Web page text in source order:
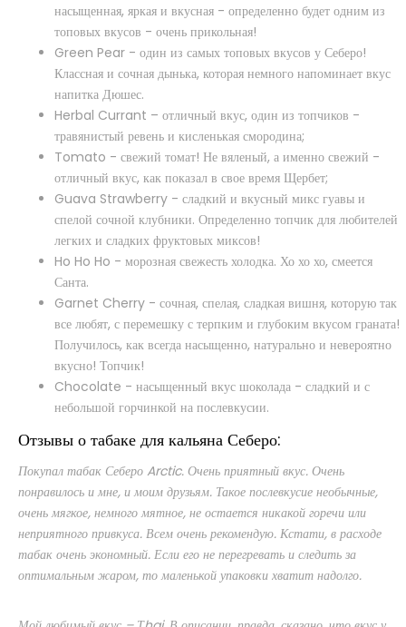
Табак Sebero - Bubble Gum (200g)
520 грн.
В наличии
Bubble Gum - Жвачка ..
Купить
насыщенная, яркая и вкусная - определенно будет одним из
топовых вкусов - очень прикольная!
Green Pear - один из самых топовых вкусов у Себеро!
Классная и сочная дынька, которая немного напоминает вкус
напитка Дюшес.
Herbal Currant – отличный вкус, один из топчиков -
травянистый ревень и кисленькая смородина;
Tomato - свежий томат! Не вяленый, а именно свежий -
отличный вкус, как показал в свое время Щербет;
Guava Strawberry - сладкий и вкусный микс гуавы и
спелой сочной клубники. Определенно топчик для любителей
легких и сладких фруктовых миксов!
Ho Ho Ho - морозная свежесть холодка. Хо хо хо, смеется
Санта.
Garnet Cherry - сочная, спелая, сладкая вишня, которую так
все любят, с перемешку с терпким и глубоким вкусом граната!
Получилось, как всегда насыщенно, натурально и невероятно
вкусно! Топчик!
Chocolate - насыщенный вкус шоколада - сладкий и с
небольшой горчинкой на послевкусии.
Отзывы о табаке для кальяна Себеро:
Покупал табак Себеро Arctic. Очень приятный вкус. Очень
понравилось и мне, и моим друзьям. Такое послевкусие необычные,
очень мягкое, немного мятное, не остается никакой горечи или
неприятного привкуса. Всем очень рекомендую. Кстати, в расходе
табак очень экономный. Если его не перегревать и следить за
оптимальным жаром, то маленькой упаковки хватит надолго.